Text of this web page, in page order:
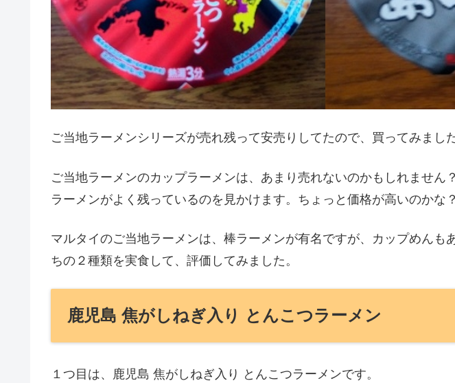
ご当地ラーメンシリーズが売れ残って安売りしてたので、買ってみまし
ご当地ラーメンのカップラーメンは、あまり売れないのかもしれません
ラーメンがよく残っているのを見かけます。ちょっと価格が高いのかな？
マルタイのご当地ラーメンは、棒ラーメンが有名ですが、カップめんも
ちの２種類を実食して、評価してみました。
鹿児島 焦がしねぎ入り とんこつラーメン
１つ目は、鹿児島 焦がしねぎ入り とんこつラーメンです。